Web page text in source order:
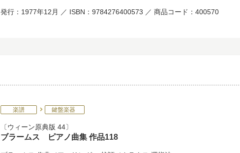
発行：1977年12月 ／ ISBN：9784276400573 ／ 商品コード：400570
楽譜 鍵盤楽器
ウィーン原典版 44
ブラームス ピアノ曲集 作品118